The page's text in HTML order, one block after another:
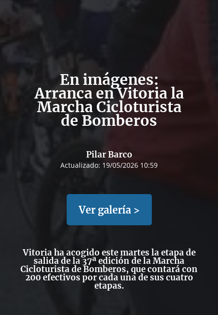
En imágenes:
Arranca en Vitoria la
Marcha Cicloturista
de Bomberos
Pilar Barco
Actualizado: 19/05/2026 10:59
Ver galería >
Vitoria ha acogido este martes la etapa de
salida de la 37ª edición de la Marcha
Cicloturista de Bomberos, que contará con
200 efectivos por cada una de sus cuatro
etapas.